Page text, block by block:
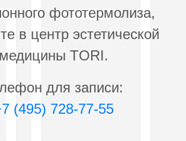
фототермолиза,
в центр эстетической
медицины TORI.
для записи:
(495) 728-77-55